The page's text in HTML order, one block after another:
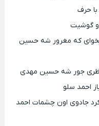
حرف
گوشیت
که مغرور شه حسین
جور شه حسین مهدی
احمد سلو
جادوی اون چشمات احمد